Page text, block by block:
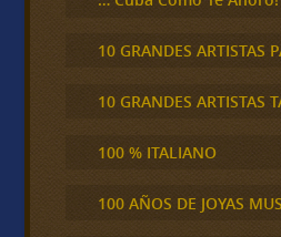
10 GRANDES ARTISTAS
10 GRANDES ARTISTAS
100 % ITALIANO
100 AÑOS DE JOYAS